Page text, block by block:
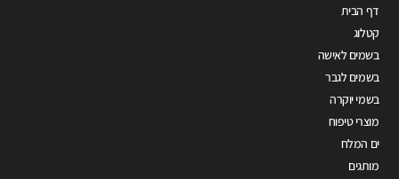
דף הבית
קטלוג
בשמים לאישה
בשמים לגבר
בשמי יוקרה
מוצרי טיפוח
ים המלח
מותגים